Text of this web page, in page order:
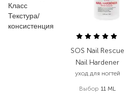
Класс
Текстура/
консистенция
SOS Nail Rescue
Nail Hardener
уход для ногтей
Выбор 11 ML